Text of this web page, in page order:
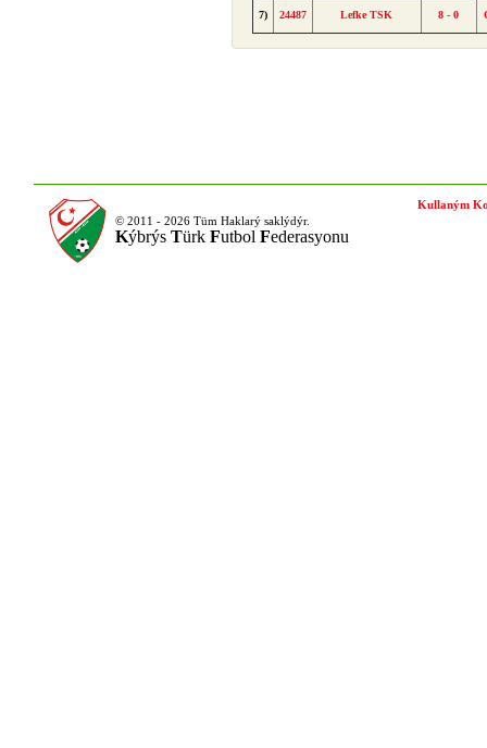
7) 24487 Lefke TSK 8 - 0
© 2011 - 2026 Tüm Haklarý saklýdýr.
Kýbrýs Türk Futbol Federasyonu
Kullaným